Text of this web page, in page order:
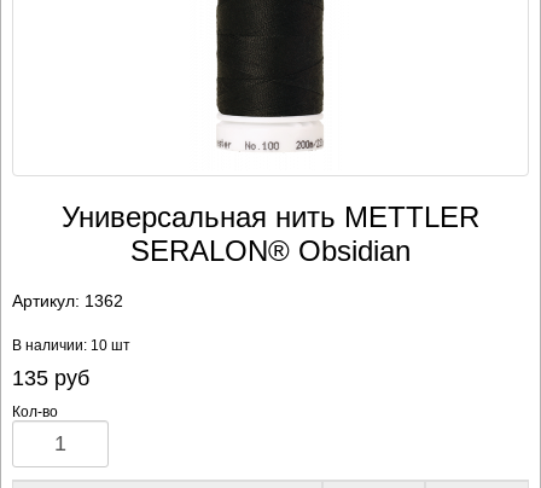
Универсальная нить METTLER
SERALON® Obsidian
Артикул: 1362
В наличии: 10 шт
135руб
Кол-во